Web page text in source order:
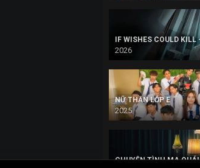
2026
NỮ THẦN LỚP E
2025
CHUYỆN TÌNH MA QUÁI